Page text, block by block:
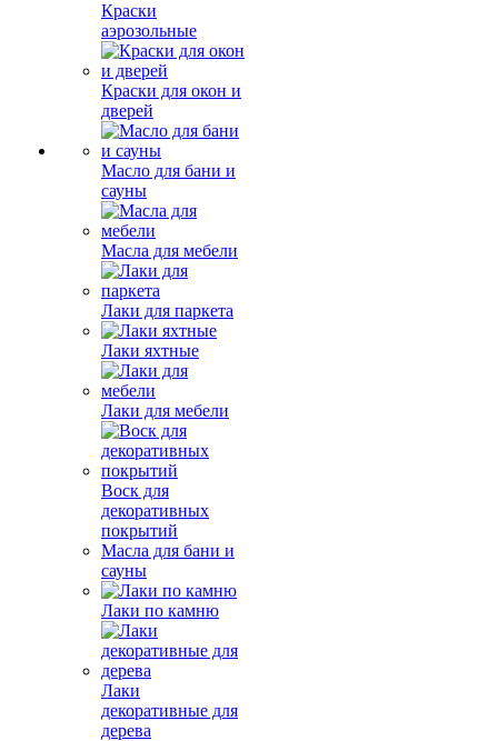
Краски
аэрозольные
Краски для окон и
дверей
Масло для бани и
сауны
Масла для мебели
Лаки для паркета
Лаки яхтные
Лаки для мебели
Воск для
декоративных
покрытий
Масла для бани и
сауны
Лаки по камню
Лаки
декоративные для
дерева